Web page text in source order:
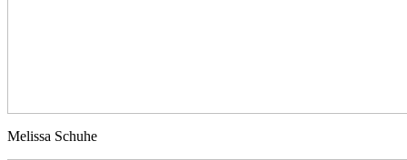
Melissa Schuhe